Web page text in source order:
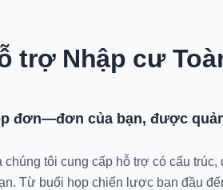
trợ Nhập cư
đơn—đơn của bạn, được
chúng tôi cung cấp hỗ trợ có cấu
Từ buổi họp chiến lược ban đầu